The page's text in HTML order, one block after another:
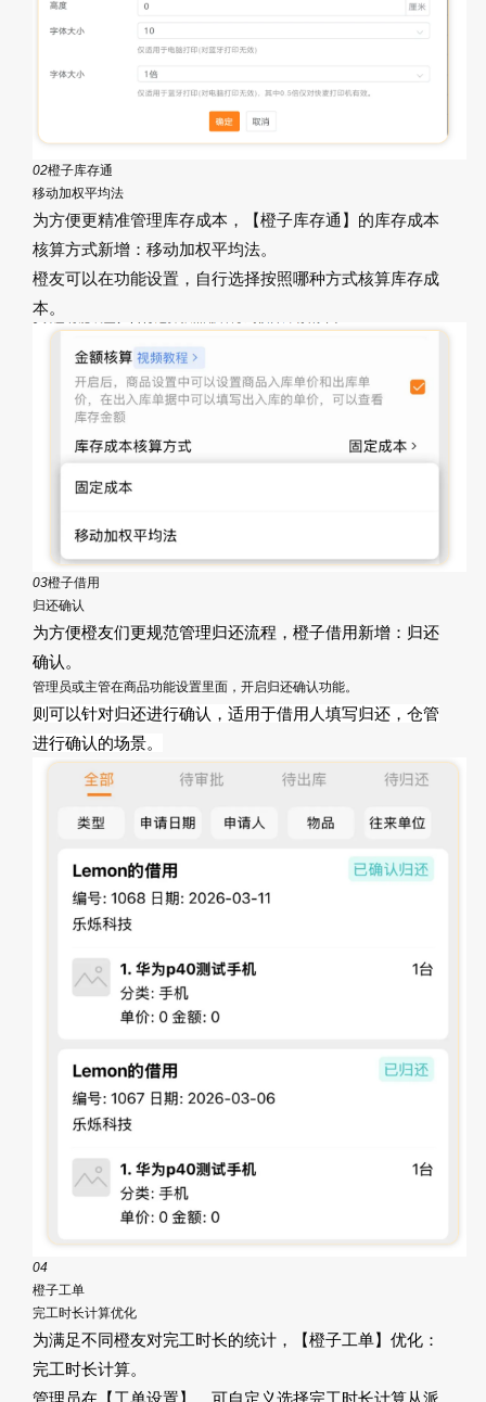
02橙子库存通
移动加权平均法
为方便更精准管理库存成本，【橙子库存通】的库存成本
核算方式新增：移动加权平均法。
橙友可以在功能设置，自行选择按照哪种方式核算库存成
本。
03橙子借用
归还确认
为方便橙友们更规范管理归还流程，橙子借用新增：归还
确认。
管理员或主管在商品功能设置里面，开启归还确认功能。
则可以针对归还进行确认，适用于借用人填写归还，仓管
进行确认的场景。
04
橙子工单
完工时长计算优化
为满足不同橙友对完工时长的统计，【橙子工单】优化：
完工时长计算。
管理员在【工单设置】，可自定义选择完工时长计算从派